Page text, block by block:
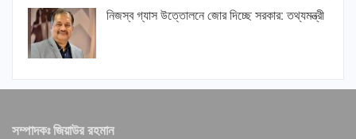
নিজস্ব গ্যাস উত্তোলনে জোর দিচ্ছে সরকার: তথ্যমন্ত্রী
সম্পাদকঃ জিয়াউর রহমান